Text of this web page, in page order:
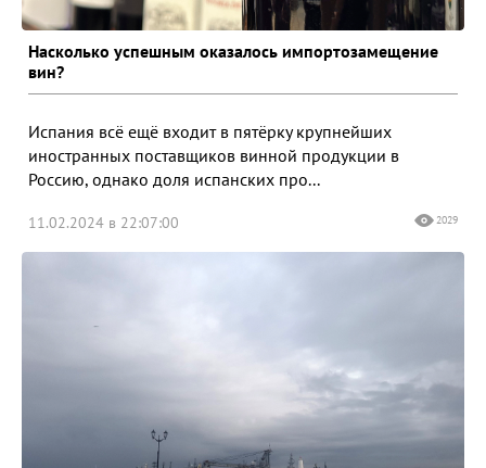
Насколько успешным оказалось импортозамещение
вин?
Испания всё ещё входит в пятёрку крупнейших
иностранных поставщиков винной продукции в
Россию, однако доля испанских про...
11.02.2024 в 22:07:00 2029